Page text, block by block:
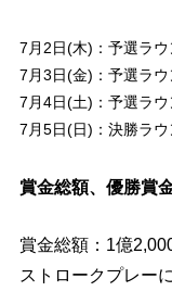
7月2日(木)：予選ラ
7月3日(金)：予選ラ
7月4日(土)：予選ラ
7月5日(日)：決勝ラ
賞金総額、優勝賞
賞金総額：1億
ストロークプレー